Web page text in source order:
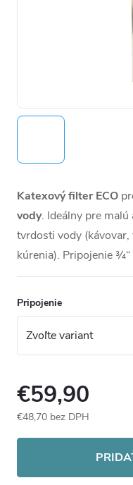
Katexový filter ECO
vody. Ideálny pre
tvrdosti vody (kávovar,
kúrenia). Pripojenie ¾“
Pripojenie
€59,90
€48,70 bez DPH